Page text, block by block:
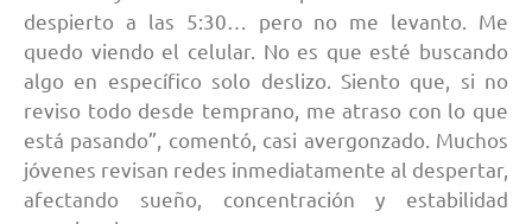
despierto a las 5:30… pero no me levanto. Me
quedo viendo el celular. No es que esté buscando
algo en específico solo deslizo. Siento que, si no
reviso todo desde temprano, me atraso con lo que
está pasando”, comentó, casi avergonzado. Muchos
jóvenes revisan redes inmediatamente al despertar,
afectando sueño, concentración y estabilidad